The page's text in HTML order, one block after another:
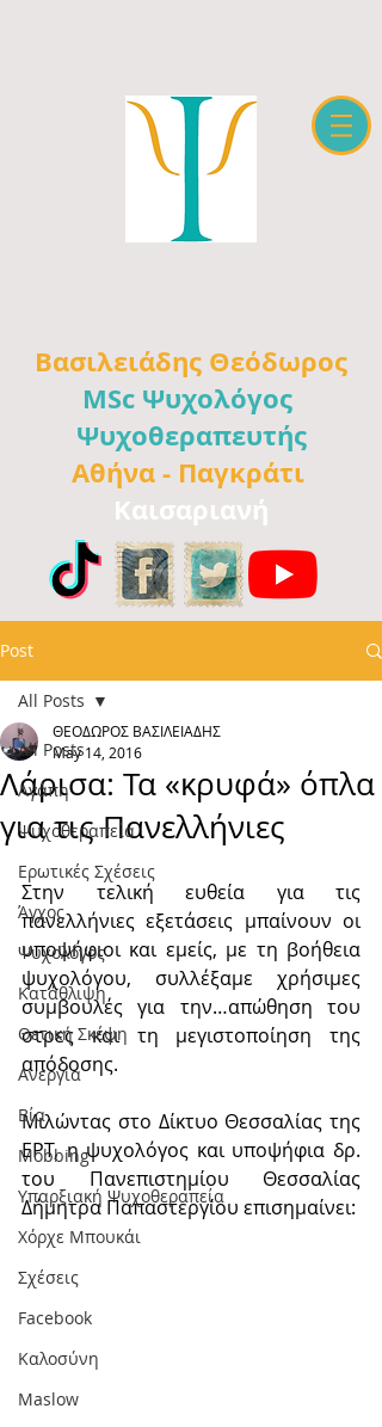
Βασιλειάδης Θεόδωρος
MSc Ψυχολόγος
Ψυχοθεραπευτής
Αθήνα - Παγκράτι
Καισαριανή
Post
All Posts
Αγάπη
Ψυχοθεραπεία
Ερωτικές Σχέσεις
Άγχος
Ψυχολόγος
Κατάθλιψη
Θετική Σκέψη
Ανεργία
Βία
Mobbing
Υπαρξιακή Ψυχοθεραπεία
Χόρχε Μπουκάι
Σχέσεις
Facebook
Καλοσύνη
Maslow
All Posts
Λάρισα: Τα «κρυφά» όπλα
για τις Πανελλήνιες
ΘΕΟΔΩΡΟΣ ΒΑΣΙΛΕΙΑΔΗΣ
May 14, 2016
Στην τελική ευθεία για τις
πανελλήνιες εξετάσεις μπαίνουν οι
υποψήφιοι και εμείς, με τη βοήθεια
ψυχολόγου, συλλέξαμε χρήσιμες
συμβουλές για την…απώθηση του
στρες και τη μεγιστοποίηση της
απόδοσης.
Μιλώντας στο Δίκτυο Θεσσαλίας της
ΕΡΤ, η ψυχολόγος και υποψήφια δρ.
του Πανεπιστημίου Θεσσαλίας
Δήμητρα Παπαστεργίου επισημαίνει: